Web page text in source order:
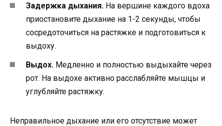
Задержка дыхания. На вершине каждого вдоха
приостановите дыхание на 1-2 секунды, чтобы
сосредоточиться на растяжке и подготовиться к
выдоху.
Выдох. Медленно и полностью выдыхайте через
рот. На выдохе активно расслабляйте мышцы и
углубляйте растяжку.
Неправильное дыхание или его отсутствие может